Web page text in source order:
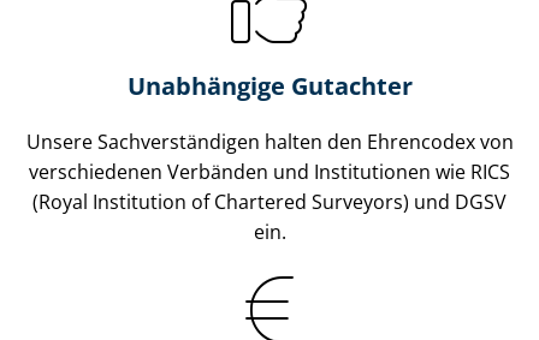
Unabhängige Gutachter
Unsere Sach­ver­stän­di­gen halten den Ehrencodex von
verschiedenen Verbänden und Institutionen wie RICS
(Royal Institution of Chartered Surveyors) und DGSV
ein.